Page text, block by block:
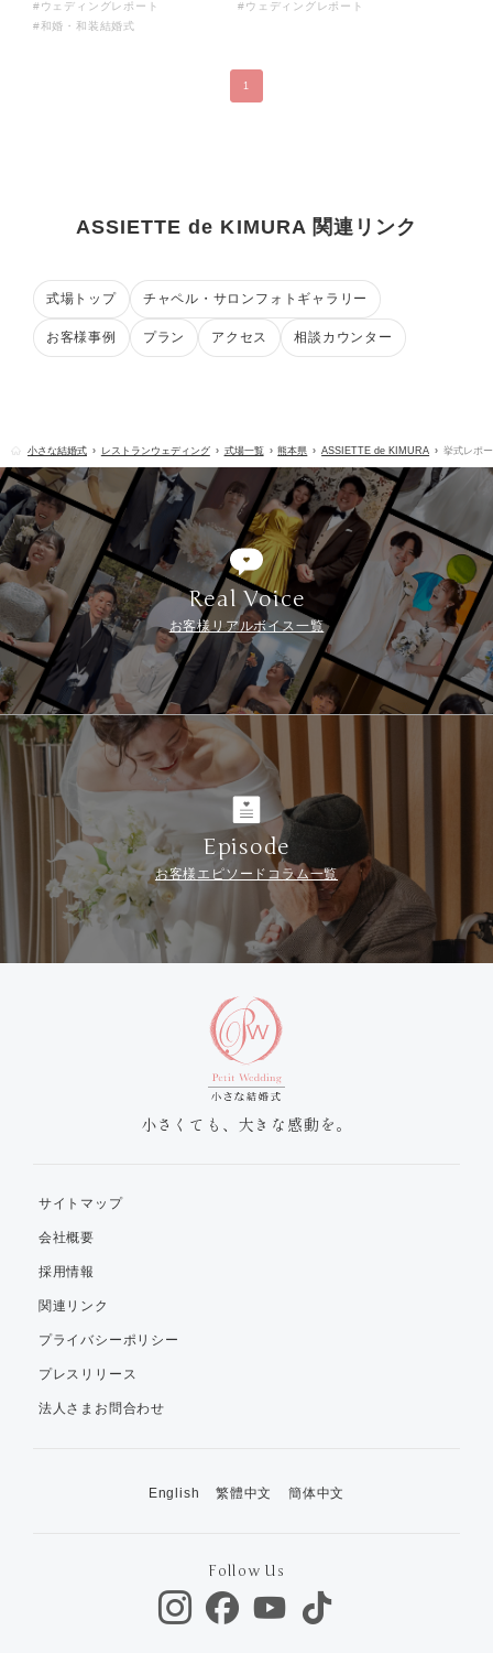
#ウェディングレポート
#和婚・和装結婚式
#ウェディングレポート
1
ASSIETTE de KIMURA 関連リンク
式場トップ チャペル・サロンフォトギャラリー
お客様事例 プラン アクセス 相談カウンター
小さな結婚式 レストランウェディング 式場一覧 熊本県 ASSIETTE de KIMURA 挙式レポ
Real Voice
お客様リアルボイス一覧
Episode
お客様エピソードコラム一覧
小さくても、大きな感動を。
サイトマップ
会社概要
採用情報
関連リンク
プライバシーポリシー
プレスリリース
法人さまお問合わせ
English 繁體中文 簡体中文
Follow Us